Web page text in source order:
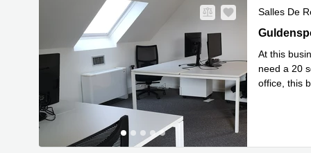
Salles De
At this
need a 20
office, this